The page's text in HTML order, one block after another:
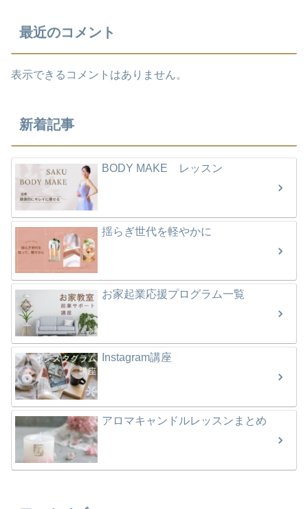
最近のコメント
表示できるコメントはありません。
新着記事
BODY MAKE レッスン
揺らぎ世代を軽やかに
お家起業応援プログラム一覧
Instagram講座
アロマキャンドルレッスンまとめ